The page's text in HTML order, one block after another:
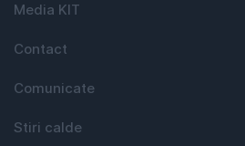
Media KIT
Contact
Comunicate
Stiri calde